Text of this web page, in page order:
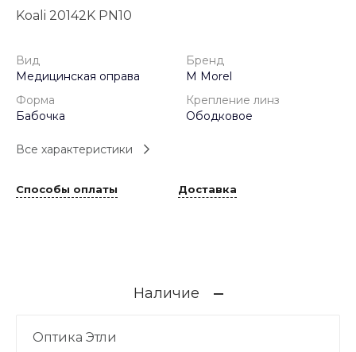
Koali 20142K PN10
Вид
Медицинская оправа
Бренд
M Morel
Форма
Бабочка
Крепление линз
Ободковое
Все характеристики
Способы оплаты Доставка
Наличие
Оптика Этли